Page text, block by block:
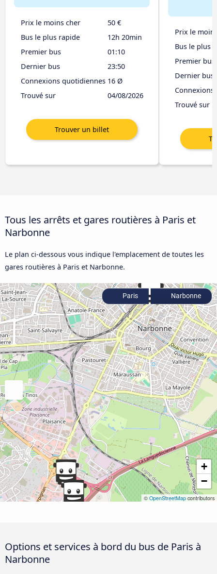
Prix le moins cher
50 €
Bus le plus rapide
12h 20min
Premier bus
01:10
Dernier bus
23:50
Connexions quotidiennes 16 Ø
Trouvé sur
04/08/2026
Prix le
Bus le plus
Premier bus
Dernier bus
Trouvé sur
Tous les arrêts et gares routières à Paris et
Narbonne
Le plan ci-dessous vous indique l'emplacement de toutes les
gares routières à Paris et Narbonne.
+
−
© OpenStreetMap contributors
Paris Narbonne
Options et services à bord du bus de Paris à
Narbonne